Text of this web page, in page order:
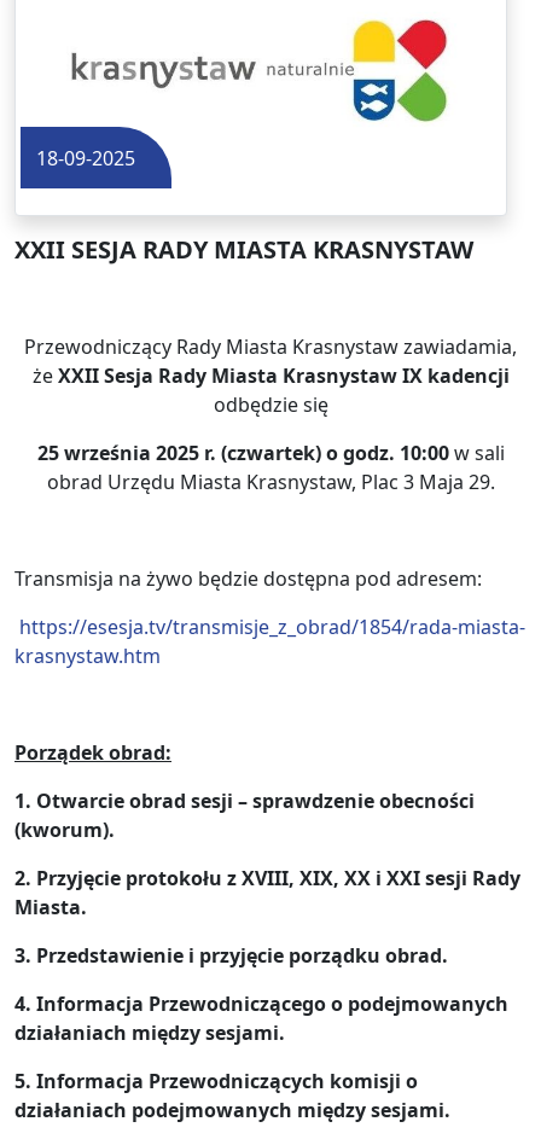
18-09-2025
XXII SESJA RADY MIASTA KRASNYSTAW
Przewodniczący Rady Miasta Krasnystaw zawiadamia,
żeXXII Sesja Rady Miasta Krasnystaw IX kadencji
odbędzie się
25 września 2025 r. (czwartek) o godz. 10:00w sali
obrad Urzędu Miasta Krasnystaw, Plac 3 Maja 29.
Transmisja na żywo będzie dostępna pod adresem:
https://esesja.tv/transmisje_z_obrad/1854/rada-miasta-
krasnystaw.htm
Porządek obrad:
1. Otwarcie obrad sesji – sprawdzenie obecności
(kworum).
2. Przyjęcie protokołu z XVIII, XIX, XX i XXI sesji Rady
Miasta.
3. Przedstawienie i przyjęcie porządku obrad.
4. Informacja Przewodniczącego o podejmowanych
działaniach między sesjami.
5. Informacja Przewodniczących komisji o
działaniach podejmowanych między sesjami.